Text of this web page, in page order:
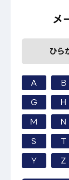
メ
ひら
A B
G H
M N
S T
Y Z